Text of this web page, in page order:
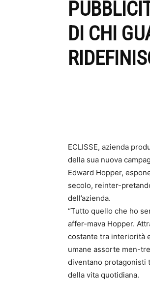
DI CHI
ECLISSE, azienda
della sua nuova
Edward Hopper,
secolo, reinter-
dell’azienda.
“Tutto quello che ho
affer-mava Hopper.
costante tra interiorità
umane assorte men-
diventano protagonisti
della vita quotidiana.